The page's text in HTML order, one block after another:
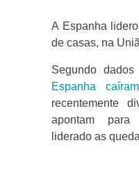
A Espanha
de casas, na
Segundo dados
Espanha
recentemente
apontam
liderado as